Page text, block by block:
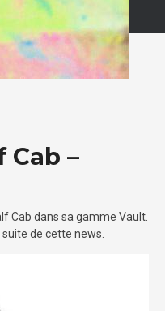
Cab –
Cab dans sa gamme Vault.
de cette news.